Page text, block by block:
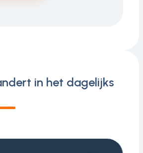
in het dagelijks